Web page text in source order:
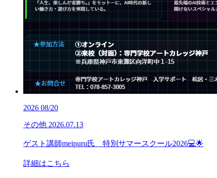
2026 08/20
その他 2026.07.13
ゲスト講師meipuru氏 特別サマースクール2026💻🌟
詳細はこちら